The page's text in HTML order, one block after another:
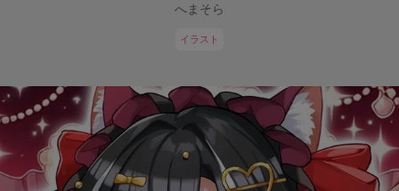
へまそら
イラスト